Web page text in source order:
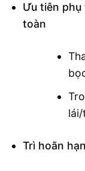
Ưu tiên
toàn
Trì hoãn